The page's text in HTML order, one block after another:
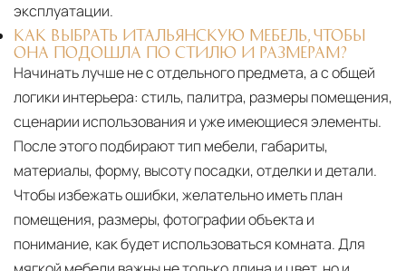
эксплуатации.
КАК ВЫБРАТЬ ИТАЛЬЯНСКУЮ МЕБЕЛЬ, ЧТОБЫ
ОНА ПОДОШЛА ПО СТИЛЮ И РАЗМЕРАМ?
Начинать лучше не с отдельного предмета, а с общей
логики интерьера: стиль, палитра, размеры помещения,
сценарии использования и уже имеющиеся элементы.
После этого подбирают тип мебели, габариты,
материалы, форму, высоту посадки, отделки и детали.
Чтобы избежать ошибки, желательно иметь план
помещения, размеры, фотографии объекта и
понимание, как будет использоваться комната. Для